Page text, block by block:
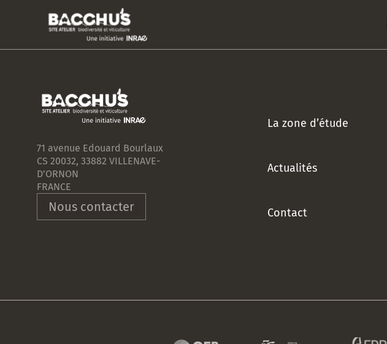
71 avenue Edouard Bourlaux
CS 20032, 33882 VILLENAVE-
D’ORNON
FRANCE
Nous contacter
La zone d’étude
Actualités
Contact